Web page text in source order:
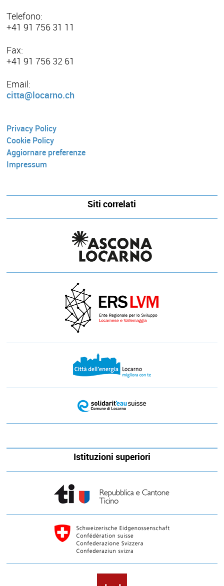
Telefono:
+41 91 756 31 11
Fax:
+41 91 756 32 61
Email:
citta@locarno.ch
Privacy Policy
Cookie Policy
Aggiornare preferenze
Impressum
Siti correlati
Istituzioni superiori